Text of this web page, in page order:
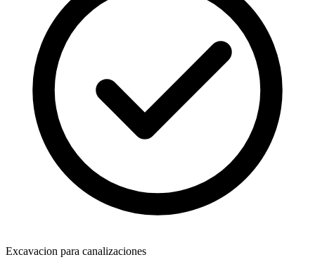
Excavacion para canalizaciones